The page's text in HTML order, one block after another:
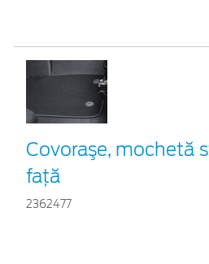
Covoraşe, mochetă
faţă
2362477